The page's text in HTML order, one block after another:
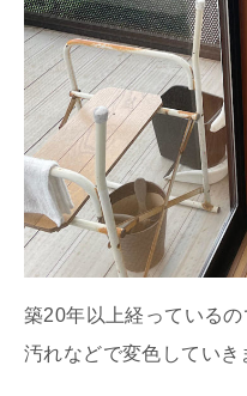
築20年以上経っている
汚れなどで変色していき